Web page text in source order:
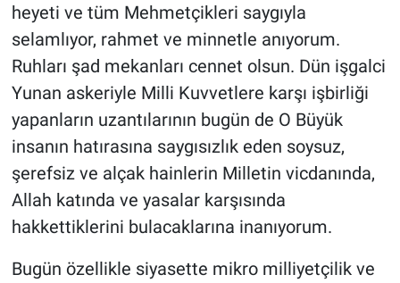
heyeti ve tüm Mehmetçikleri saygıyla
selamlıyor, rahmet ve minnetle anıyorum.
Ruhları şad mekanları cennet olsun. Dün işgalci
Yunan askeriyle Milli Kuvvetlere karşı işbirliği
yapanların uzantılarının bugün de O Büyük
insanın hatırasına saygısızlık eden soysuz,
şerefsiz ve alçak hainlerin Milletin vicdanında,
Allah katında ve yasalar karşısında
hakkettiklerini bulacaklarına inanıyorum.
Bugün özellikle siyasette mikro milliyetçilik ve